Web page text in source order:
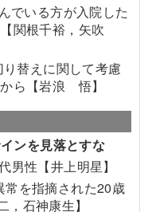
でいる方が入院した
関根千裕，矢吹
替えに関して考慮
ら【岩浪 悟】
ンを見落とすな
男性【井上明星】
を指摘された20歳
石神康生】